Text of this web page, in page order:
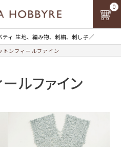
ティ 生地、編み物、刺繍、刺し子／
0
トンフィールファイン
ールファイン